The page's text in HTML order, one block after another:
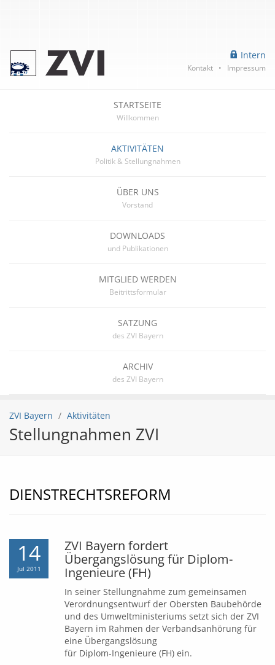
Intern
Kontakt • Impressum
STARTSEITE
Willkommen
AKTIVITÄTEN
Politik & Stellungnahmen
ÜBER UNS
Vorstand
DOWNLOADS
und Publikationen
MITGLIED WERDEN
Beitrittsformular
SATZUNG
des ZVI Bayern
ARCHIV
des ZVI Bayern
ZVI Bayern Aktivitäten
Stellungnahmen ZVI
DIENSTRECHTSREFORM
14
Jul 2011
ZVI Bayern fordert
Übergangslösung für Diplom-
Ingenieure (FH)
In seiner Stellungnahme zum gemeinsamen
Verordnungsentwurf der Obersten Baubehörde
und des Umweltministeriums setzt sich der ZVI
Bayern im Rahmen der Verbandsanhörung für
eine Übergangslösung
für Diplom-Ingenieure (FH) ein.